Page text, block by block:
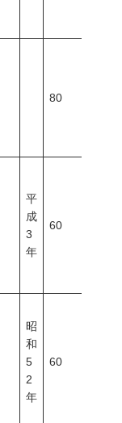
80
平
成
3
年
60
昭
和
5
2
年
60